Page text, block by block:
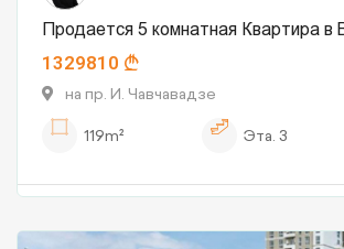
Продается 5 комнатная Квартира в
1329810
на пр. И. Чавчавадзе
119m²
Эта. 3